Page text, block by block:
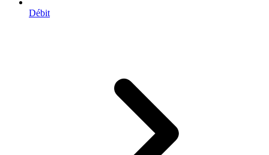
Débit